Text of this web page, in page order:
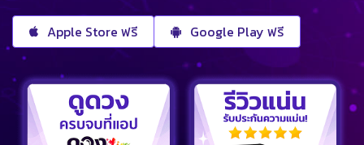
Apple Store ฟรี Google Play ฟรี